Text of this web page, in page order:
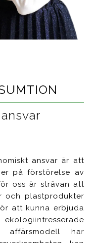
ansvar är att
på förstörelse av
oss är strävan att
och plastprodukter
att kunna erbjuda
affärsmodell har